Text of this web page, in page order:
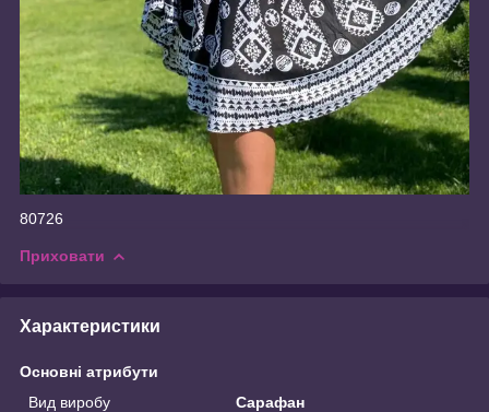
80726
Приховати
Характеристики
Основні атрибути
Вид виробу
Сарафан